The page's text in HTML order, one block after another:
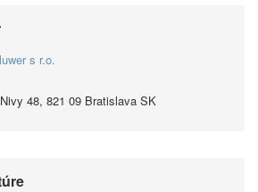
s r.o.
48, 821 09 Bratislava SK